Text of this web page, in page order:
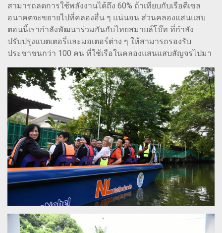
สามารถลดการใช้พลังงานได้ถึง 60% ถ้าเทียบกับเรือดีเซล
อนาคตจะขยายไปที่คลองอื่น ๆ แน่นอน ส่วนคลองแสนแสบ
ตอนนี้เรากำลังพัฒนาร่วมกันกับไทยสมายล์โบ๊ท ที่กำลัง
ปรับปรุงแบตเตอรี่และมอเตอร์ต่าง ๆ ให้สามารถรองรับ
ประชาชนกว่า 100 คน ที่ใช้เรือในคลองแสนแสบสัญจรไปมา